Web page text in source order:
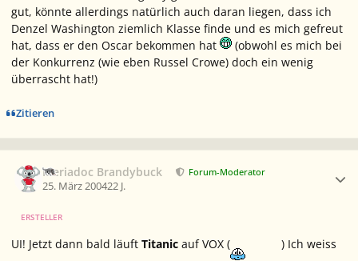
gut, könnte allerdings natürlich auch daran liegen, dass ich
Denzel Washington ziemlich Klasse finde und es mich gefreut
hat, dass er den Oscar bekommen hat
(obwohl es mich bei
der Konkurrenz (wie eben Russel Crowe) doch ein wenig
überrascht hat!)
Zitieren
Meriadoc Brandybuck Forum-Moderator
25. März 200422 J.
ERSTELLER
UI! Jetzt dann bald läuft Titanic auf VOX (
) Ich weiss